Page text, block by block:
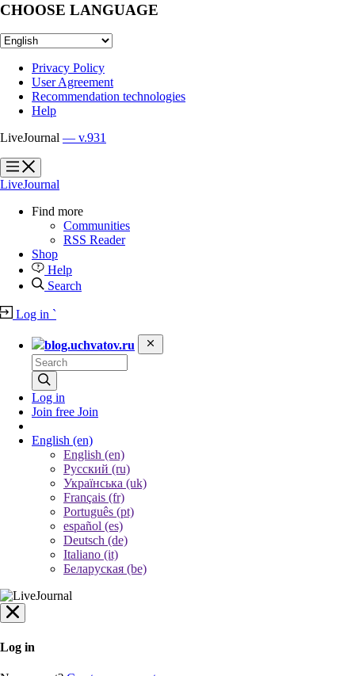
CHOOSE LANGUAGE
Privacy Policy
User Agreement
Recommendation technologies
Help
LiveJournal — v.931
?
?
LiveJournal
Find more
Communities
RSS Reader
Shop
Help
Search
Log in `
blog.uchvatov.ru
Log in
Join free Join
English (en)
English (en)
Русский (ru)
Українська (uk)
Français (fr)
Português (pt)
español (es)
Deutsch (de)
Italiano (it)
Беларуская (be)
Log in